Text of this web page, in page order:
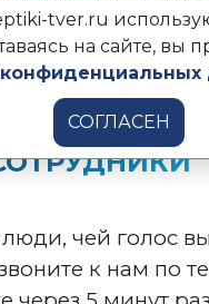
или же
у вас на
люди, чей голос
к нам по
tver.ru
на сайте, вы
СОГЛАСЕН